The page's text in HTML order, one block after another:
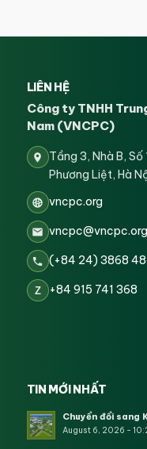
LIÊN HỆ
Công ty TNHH
Nam (VNCPC)
Tầng 3, Nhà B,
Phương Liệt, Hà
vncpc.org
vncpc@vncpc.org
(+84 24) 3868
Z +84 915 741 368
TIN MỚI NHẤT
Chuyển đổi sang
August 6, 2026 -